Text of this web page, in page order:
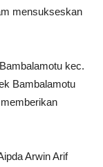
mensukseskan
kec.
Bambalamotu
Arwin Arif